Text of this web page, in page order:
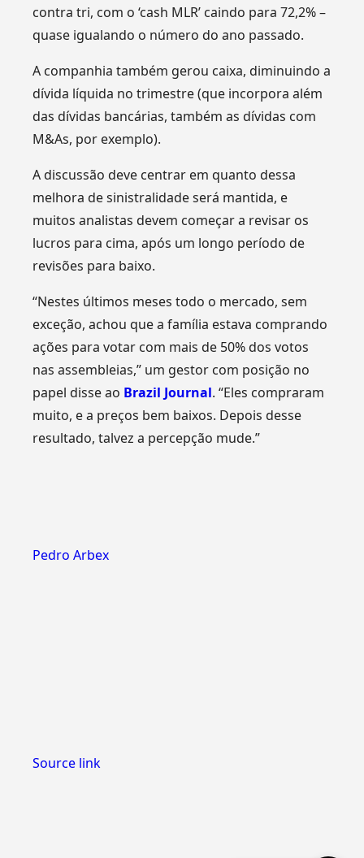
contra tri, com o ‘cash MLR’ caindo para 72,2% –
quase igualando o número do ano passado.
A companhia também gerou caixa, diminuindo a
dívida líquida no trimestre (que incorpora além
das dívidas bancárias, também as dívidas com
M&As, por exemplo).
A discussão deve centrar em quanto dessa
melhora de sinistralidade será mantida, e
muitos analistas devem começar a revisar os
lucros para cima, após um longo período de
revisões para baixo.
“Nestes últimos meses todo o mercado, sem
exceção, achou que a família estava comprando
ações para votar com mais de 50% dos votos
nas assembleias,” um gestor com posição no
papel disse ao Brazil Journal. “Eles compraram
muito, e a preços bem baixos. Depois desse
resultado, talvez a percepção mude.”
Pedro Arbex
Source link